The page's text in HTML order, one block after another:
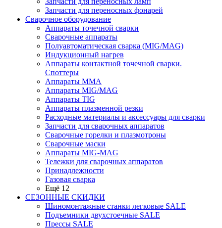
Запчасти для переносных фонарей
Сварочное оборудование
Аппараты точечной сварки
Сварочные аппараты
Полуавтоматическая сварка (MIG/MAG)
Индукционный нагрев
Аппараты контактной точечной сварки.
Споттеры
Аппараты MMA
Аппараты MIG/MAG
Аппараты TIG
Аппараты плазменной резки
Расходные материалы и аксессуары для сварки
Запчасти для сварочных аппаратов
Сварочные горелки и плазмотроны
Сварочные маски
Аппараты MIG-MAG
Тележки для сварочных аппаратов
Принадлежности
Газовая сварка
Ещё 12
СЕЗОННЫЕ СКИДКИ
Шиномонтажные станки легковые SALE
Подъемники двухстоечные SALE
Прессы SALE